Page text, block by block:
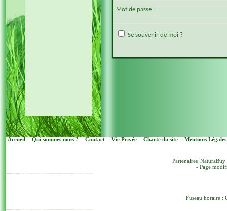
Mot de passe :
Se souvenir de moi ?
Accueil Qui sommes nous ? Contact Vie Privée Charte du site Mentions Légales
Partenaires NaturaBuy
- Page
Fuseau horaire :